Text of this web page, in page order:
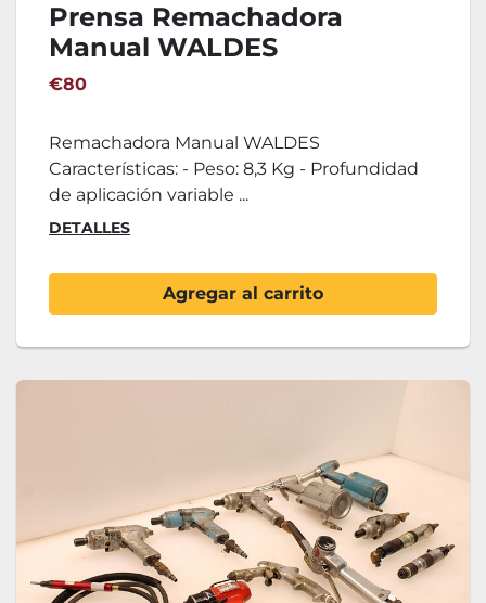
Prensa Remachadora
Manual WALDES
€80
Remachadora Manual WALDES
Características: - Peso: 8,3 Kg - Profundidad
de aplicación variable ...
DETALLES
Agregar al carrito